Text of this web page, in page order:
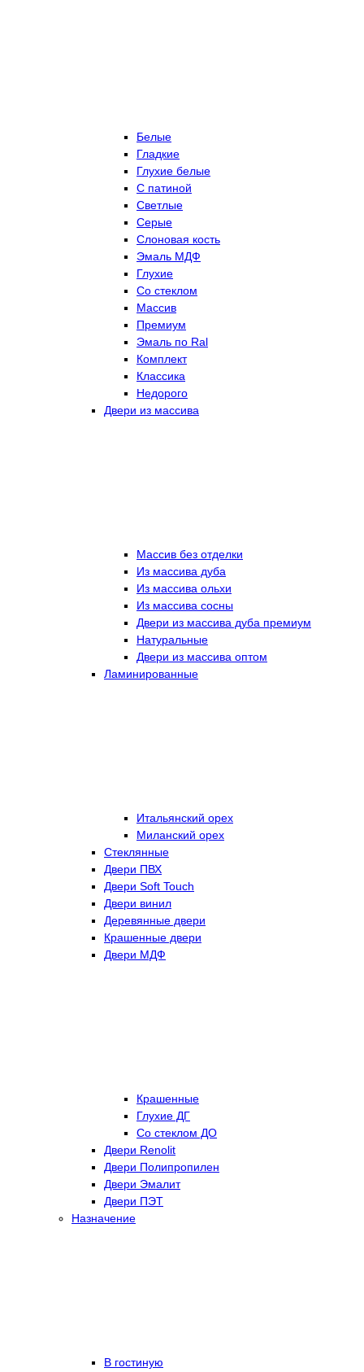
Белые
Гладкие
Глухие белые
С патиной
Светлые
Серые
Слоновая кость
Эмаль МДФ
Глухие
Со стеклом
Массив
Премиум
Эмаль по Ral
Комплект
Классика
Недорого
Двери из массива
Массив без отделки
Из массива дуба
Из массива ольхи
Из массива сосны
Двери из массива дуба премиум
Натуральные
Двери из массива оптом
Ламинированные
Итальянский орех
Миланский орех
Стеклянные
Двери ПВХ
Двери Soft Touch
Двери винил
Деревянные двери
Крашенные двери
Двери МДФ
Крашенные
Глухие ДГ
Со стеклом ДО
Двери Renolit
Двери Полипропилен
Двери Эмалит
Двери ПЭТ
Назначение
В гостиную